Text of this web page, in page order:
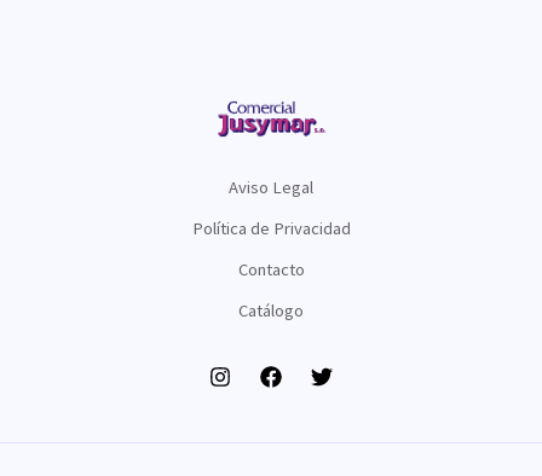
Aviso Legal
Política de Privacidad
Contacto
Catálogo